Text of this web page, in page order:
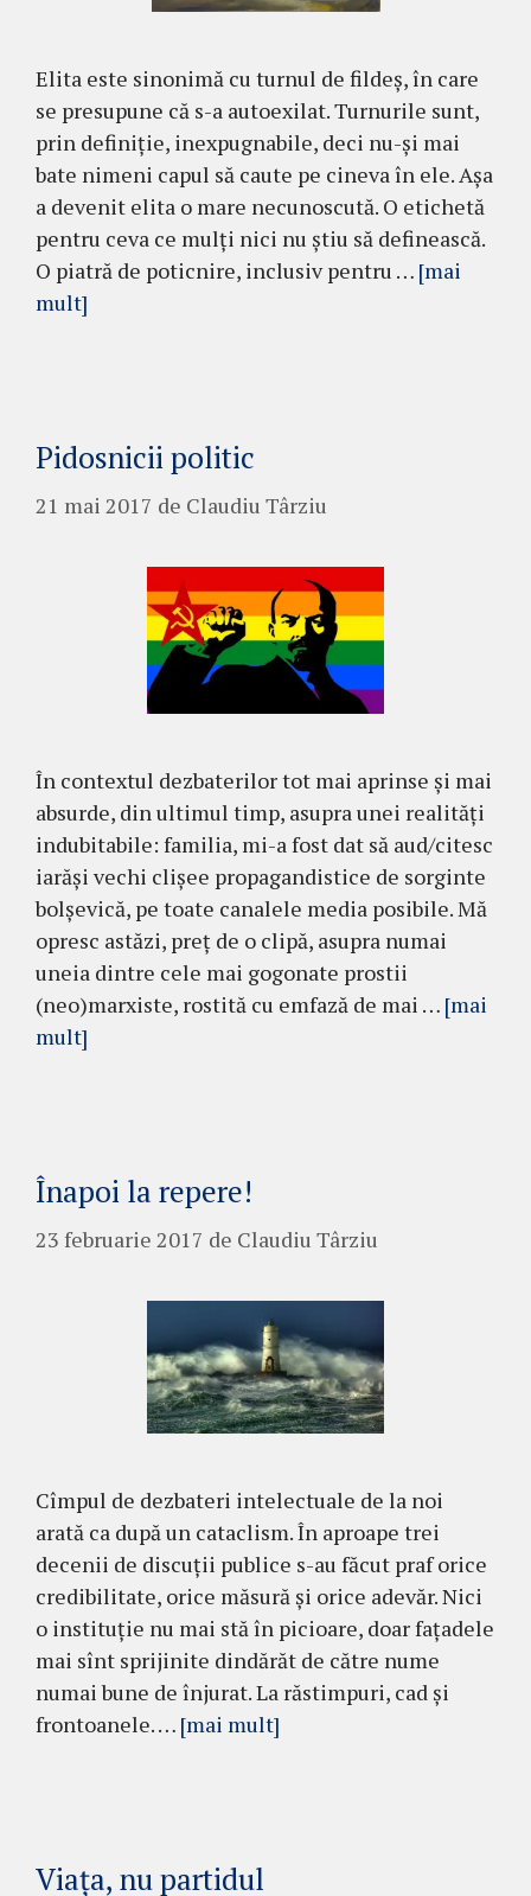
Elita este sinonimă cu turnul de fildeș, în care
se presupune că s-a autoexilat. Turnurile sunt,
prin definiție, inexpugnabile, deci nu-și mai
bate nimeni capul să caute pe cineva în ele. Așa
a devenit elita o mare necunoscută. O etichetă
pentru ceva ce mulți nici nu știu să definească.
O piatră de poticnire, inclusiv pentru … [mai
mult]
Pidosnicii politic
21 mai 2017 de Claudiu Târziu
În contextul dezbaterilor tot mai aprinse și mai
absurde, din ultimul timp, asupra unei realități
indubitabile: familia, mi-a fost dat să aud/citesc
iarăși vechi clișee propagandistice de sorginte
bolșevică, pe toate canalele media posibile. Mă
opresc astăzi, preț de o clipă, asupra numai
uneia dintre cele mai gogonate prostii
(neo)marxiste, rostită cu emfază de mai … [mai
mult]
Înapoi la repere!
23 februarie 2017 de Claudiu Târziu
Cîmpul de dezbateri intelectuale de la noi
arată ca după un cataclism. În aproape trei
decenii de discuții publice s-au făcut praf orice
credibilitate, orice măsură și orice adevăr. Nici
o instituție nu mai stă în picioare, doar fațadele
mai sînt sprijinite dindărăt de către nume
numai bune de înjurat. La răstimpuri, cad și
frontoanele. … [mai mult]
Viața, nu partidul